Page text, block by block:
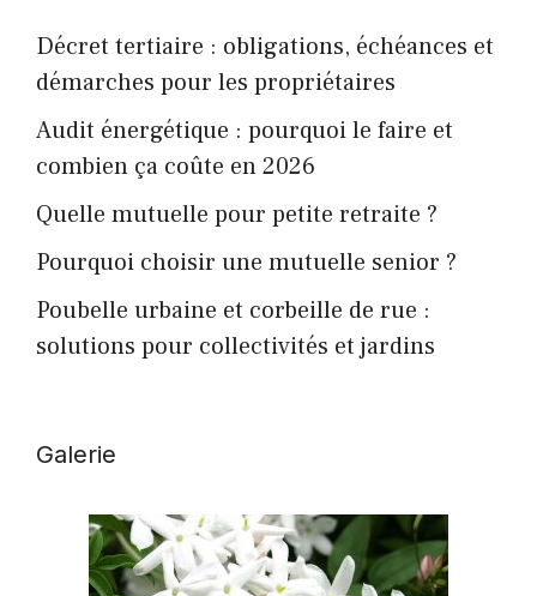
Décret tertiaire : obligations, échéances et
démarches pour les propriétaires
Audit énergétique : pourquoi le faire et
combien ça coûte en 2026
Quelle mutuelle pour petite retraite ?
Pourquoi choisir une mutuelle senior ?
Poubelle urbaine et corbeille de rue :
solutions pour collectivités et jardins
Galerie